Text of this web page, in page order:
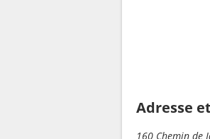
Adresse
160 Chemin de